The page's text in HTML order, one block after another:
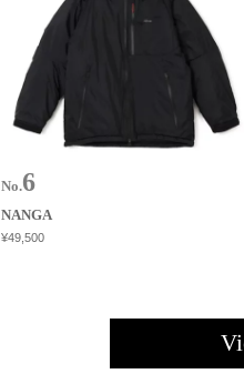
No.
NANGA
¥49,500